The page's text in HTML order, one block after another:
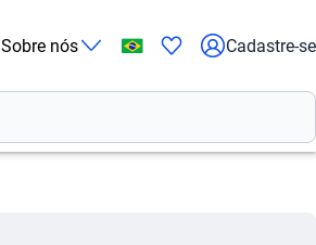
Sobre nós Cadastre-se